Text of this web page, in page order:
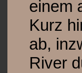
einem
Kurz
ab,
River